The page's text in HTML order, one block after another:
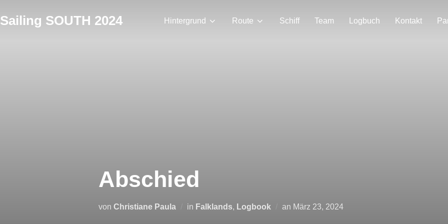
Inhalt
Sailing SOUTH 2024 Hintergrund Route Schiff Team Logbuch Kontakt
Abschied
von Christiane Paula in Falklands, Logbook an Veröffentlicht
März 23, 2024